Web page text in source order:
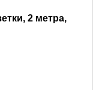
2 метра,